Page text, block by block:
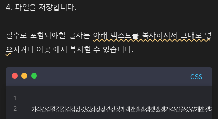
4. 파일을 저장합니다.
필수로 포함되야할 글자는 아래 텍스트를 복사하셔서 그대로 넣
으시거나 이곳 에서 복사할 수 있습니다.
CSS
가각간갇갈갉갊감갑값갓갔강갖갗같갚갛개객갠갤갬갭갯갰갱갸갹갼걀걋걍걔걘